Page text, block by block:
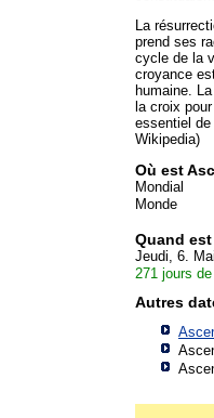
La
prend ses
cycle de la
croyance
humaine.
la croix
essentiel
Wikipedia)
Où est
Mondial
Monde
Quand
Jeudi, 6.
271 jours
Autres